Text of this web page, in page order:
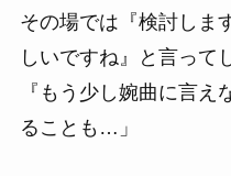
その場では『検討しま
しいですね』と言って
『もう少し婉曲に言
ることも…」